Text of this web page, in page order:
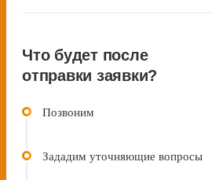
Что будет после
отправки заявки?
Позвоним
Зададим уточняющие вопросы